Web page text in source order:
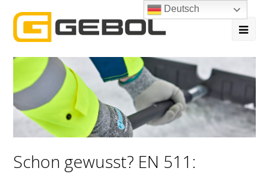
Schon gewusst? EN 511:
Deutsch